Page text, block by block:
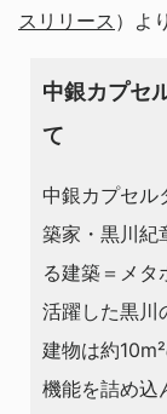
スリリース ）よ
中銀カプセ
て
中銀カプセル
築家・黒川紀
る建築＝メタ
活躍した黒川
建物は約
機能を詰め込